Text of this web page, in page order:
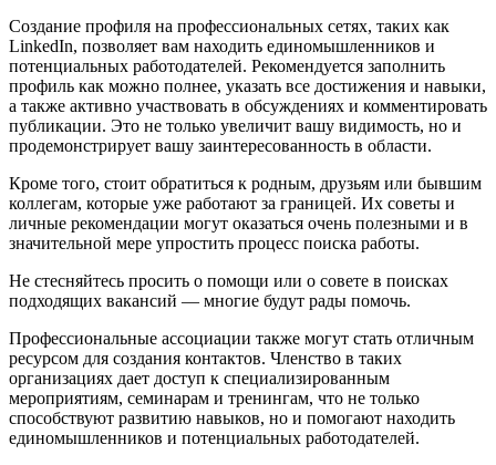
Создание профиля на профессиональных сетях, таких как
LinkedIn, позволяет вам находить единомышленников и
потенциальных работодателей. Рекомендуется заполнить
профиль как можно полнее, указать все достижения и навыки,
а также активно участвовать в обсуждениях и комментировать
публикации. Это не только увеличит вашу видимость, но и
продемонстрирует вашу заинтересованность в области.
Кроме того, стоит обратиться к родным, друзьям или бывшим
коллегам, которые уже работают за границей. Их советы и
личные рекомендации могут оказаться очень полезными и в
значительной мере упростить процесс поиска работы.
Не стесняйтесь просить о помощи или о совете в поисках
подходящих вакансий — многие будут рады помочь.
Профессиональные ассоциации также могут стать отличным
ресурсом для создания контактов. Членство в таких
организациях дает доступ к специализированным
мероприятиям, семинарам и тренингам, что не только
способствуют развитию навыков, но и помогают находить
единомышленников и потенциальных работодателей.